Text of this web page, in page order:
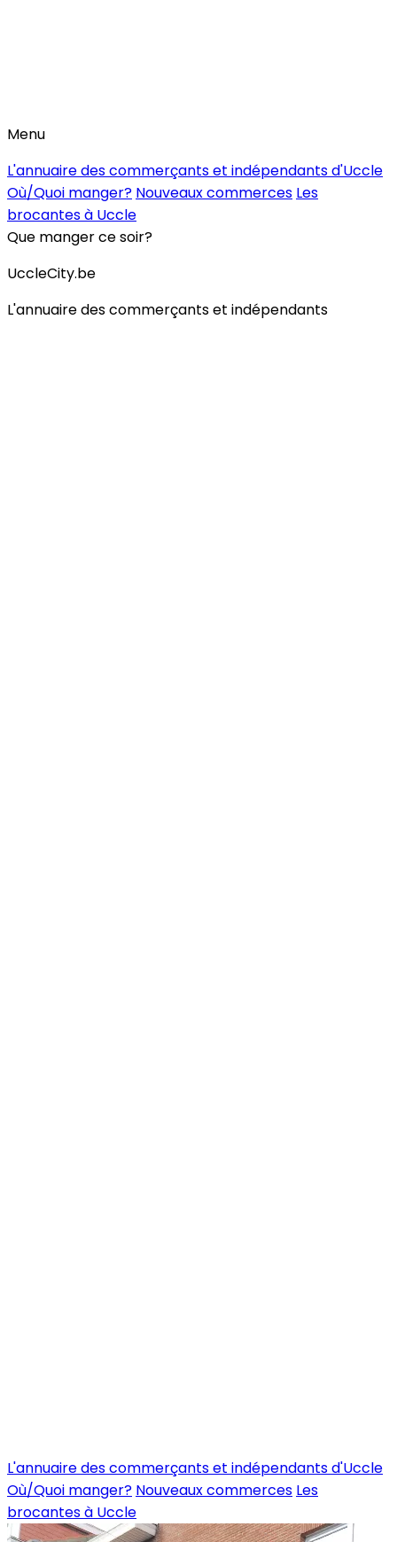
Menu
L'annuaire des commerçants et indépendants d'Uccle
Où/Quoi manger? Nouveaux commerces Les
brocantes à Uccle
Que manger ce soir?
UccleCity.be
L'annuaire des commerçants et indépendants
L'annuaire des commerçants et indépendants d'Uccle
Où/Quoi manger? Nouveaux commerces Les
brocantes à Uccle